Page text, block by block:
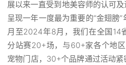
展以来一直受到地美容师的认可
呈现一年一度最为重要的“金翅膀
月至2024年8月，我们在全国14
分站赛20+场，与60+家各个地
宠物门店，30+个品牌通过活动